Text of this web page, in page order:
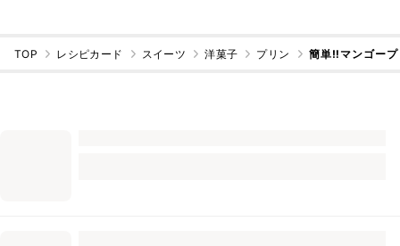
TOP レシピカード スイーツ 洋菓子 プリン 簡単‼️マンゴープ